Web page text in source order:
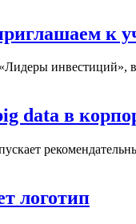
к
инвестиций»,
data в
логотип